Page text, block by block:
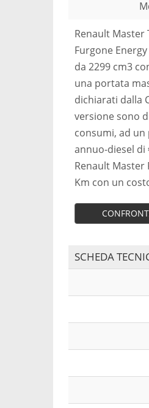
Renault Master
Furgone
da 2299 cm3
una portata
dichiarati dalla
versione sono
consumi, ad
annuo-diesel di
Renault Master
Km con un
SCHEDA